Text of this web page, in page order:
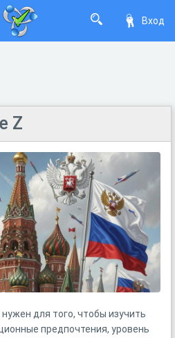
Вход
Z
для того, чтобы изучить
предпочтения, уровень